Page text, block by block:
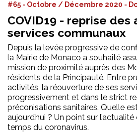
#65 - Octobre / Décembre 2020 -
COVID19 - reprise
services communaux
Depuis la levée progressive de
la Mairie de Monaco a souhaité
mission de proximité auprès des
résidents de la Principauté. Entre
activités, la réouverture de ses
progressivement et dans le strict
préconisations sanitaires. Quelle
aujourd’hui ? Un point sur
temps du coronavirus.